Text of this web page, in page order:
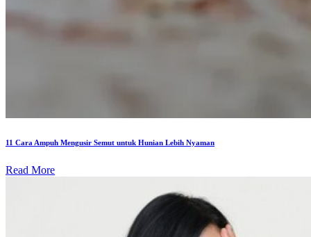
11 Cara Ampuh Mengusir Semut untuk Hunian Lebih Nyaman
Read More